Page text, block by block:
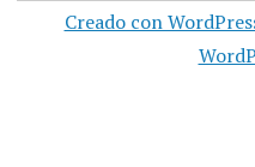
Creado con